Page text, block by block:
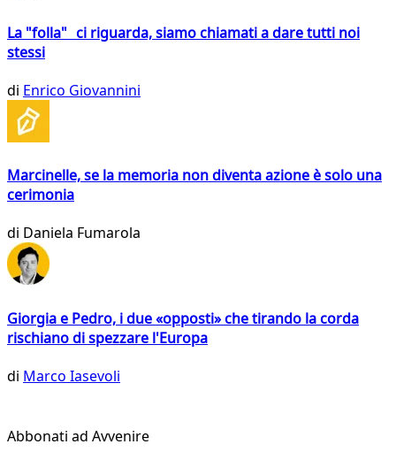
La "folla" ci riguarda, siamo chiamati a dare tutti noi
stessi
di Enrico Giovannini
Marcinelle, se la memoria non diventa azione è solo una
cerimonia
di Daniela Fumarola
Giorgia e Pedro, i due «opposti» che tirando la corda
rischiano di spezzare l'Europa
di Marco Iasevoli
Abbonati ad Avvenire